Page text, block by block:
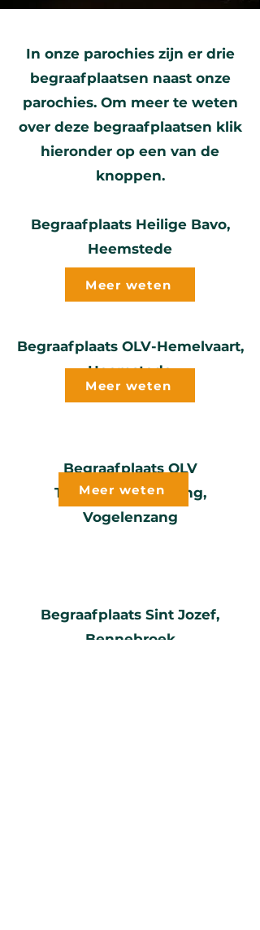
In onze parochies zijn er drie
begraafplaatsen naast onze
parochies. Om meer te weten
over deze begraafplaatsen klik
hieronder op een van de
knoppen.
Begraafplaats Heilige Bavo,
Heemstede
Begraafplaats OLV-Hemelvaart,
Heemstede
Begraafplaats OLV
Tenhemelopneming,
Vogelenzang
Begraafplaats Sint Jozef,
Bennebroek
Meer weten
Meer weten
Meer weten